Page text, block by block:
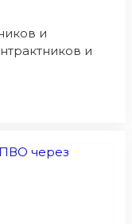
и
и